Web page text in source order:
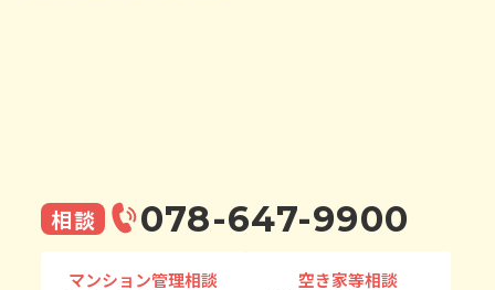
相談 078-647-9900
マンション管理相談 空き家等相談